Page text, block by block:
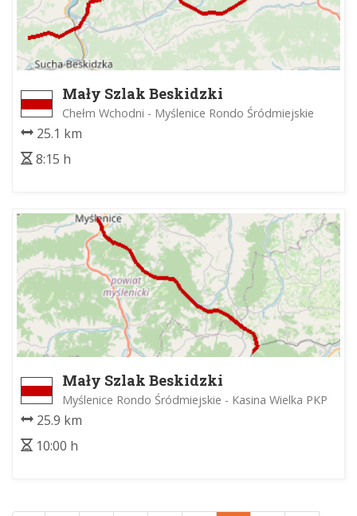
Mały Szlak Beskidzki
Chełm Wchodni - Myślenice Rondo Śródmiejskie
25.1 km
8:15 h
Mały Szlak Beskidzki
Myślenice Rondo Śródmiejskie - Kasina Wielka PKP
25.9 km
10:00 h